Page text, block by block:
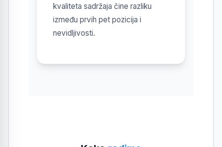
kvaliteta sadržaja čine razliku
između prvih pet pozicija i
nevidljivosti.